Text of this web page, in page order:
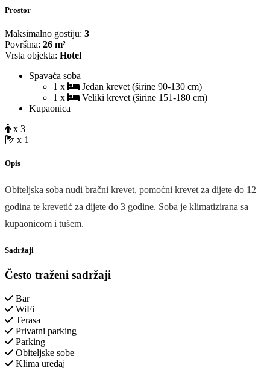
Prostor
Maksimalno gostiju: 3
Površina: 26 m²
Vrsta objekta: Hotel
Spavaća soba
1 x
Jedan krevet (širine 90-130 cm)
1 x
Veliki krevet (širine 151-180 cm)
Kupaonica
x 3
x 1
Opis
Obiteljska soba nudi bračni krevet, pomoćni krevet za dijete do 12
godina te krevetić za dijete do 3 godine. Soba je klimatizirana sa
kupaonicom i tušem.
Sadržaji
Često traženi sadržaji
Bar
WiFi
Terasa
Privatni parking
Parking
Obiteljske sobe
Klima uređaj